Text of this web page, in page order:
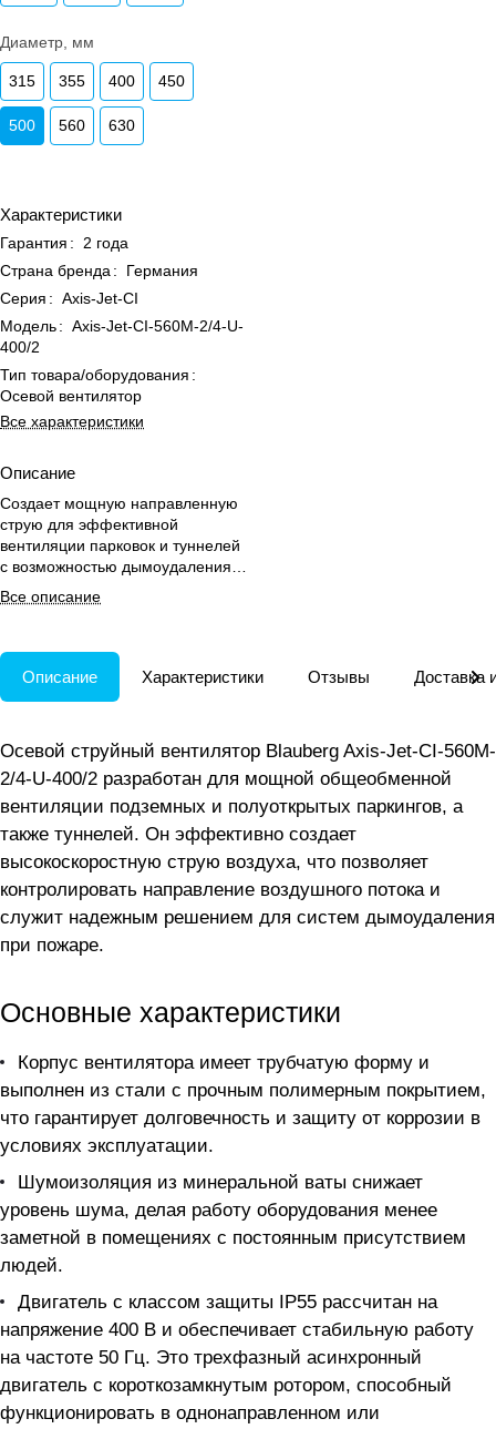
Диаметр, мм
315 355 400 450
500 560 630
Характеристики
Гарантия :
2 года
Страна бренда :
Германия
Серия : Axis-Jet-CI
Модель: Axis-Jet-CI-560M-2/4-U-
400/2
Тип товара/оборудования :
Осевой вентилятор
Все характеристики
Описание
Создает мощную направленную
струю для эффективной
вентиляции парковок и туннелей
с возможностью дымоудаления в
реверсивном режиме.
Все описание
Описание Характеристики Отзывы Доставка
Осевой струйный вентилятор Blauberg Axis-Jet-CI-560M-
2/4-U-400/2 разработан для мощной общеобменной
вентиляции подземных и полуоткрытых паркингов, а
также туннелей. Он эффективно создает
высокоскоростную струю воздуха, что позволяет
контролировать направление воздушного потока и
служит надежным решением для систем дымоудаления
при пожаре.
Основные характеристики
Корпус вентилятора имеет трубчатую форму и
выполнен из стали с прочным полимерным покрытием,
что гарантирует долговечность и защиту от коррозии в
условиях эксплуатации.
Шумоизоляция из минеральной ваты снижает
уровень шума, делая работу оборудования менее
заметной в помещениях с постоянным присутствием
людей.
Двигатель с классом защиты IP55 рассчитан на
напряжение 400 В и обеспечивает стабильную работу
на частоте 50 Гц. Это трехфазный асинхронный
двигатель с короткозамкнутым ротором, способный
функционировать в однонаправленном или